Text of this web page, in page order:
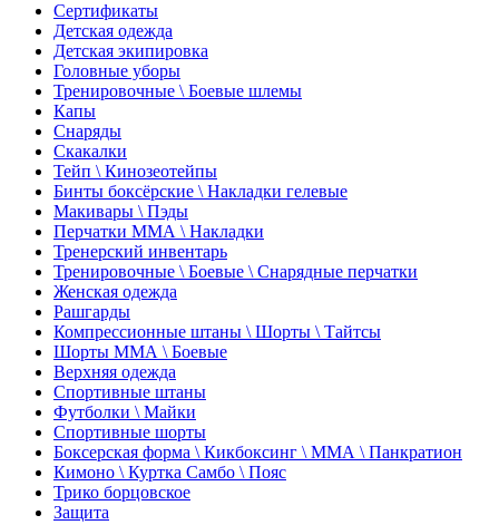
Сертификаты
Детская одежда
Детская экипировка
Головные уборы
Тренировочные \ Боевые шлемы
Капы
Снаряды
Скакалки
Тейп \ Кинозеотейпы
Бинты боксёрские \ Накладки гелевые
Макивары \ Пэды
Перчатки ММА \ Накладки
Тренерский инвентарь
Тренировочные \ Боевые \ Снарядные перчатки
Женская одежда
Рашгарды
Компрессионные штаны \ Шорты \ Тайтсы
Шорты ММА \ Боевые
Верхняя одежда
Спортивные штаны
Футболки \ Майки
Спортивные шорты
Боксерская форма \ Кикбоксинг \ ММА \ Панкратион
Кимоно \ Куртка Самбо \ Пояс
Трико борцовское
Защита